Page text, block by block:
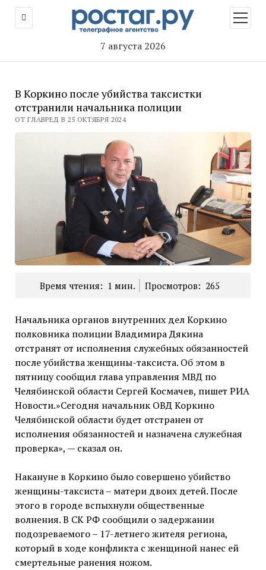
7 августа 2026
меню
В Коркино после убийства таксистки
отстранили начальника полиции
ОТ ГЛАВРЕД В 25 ОКТЯБРЯ 2024
Время чтения: 1 мин. Просмотров: 265
Начальника органов внутренних дел Коркино
полковника полиции Владимира Дякина
отстранят от исполнения служебных обязанностей
после убийства женщины-таксиста. Об этом в
пятницу сообщил глава управления МВД по
Челябинской области Сергей Космачев, пишет РИА
Новости.»Сегодня начальник ОВД Коркино
Челябинской области будет отстранен от
исполнения обязанностей и назначена служебная
проверка», — сказал он.
Накануне в Коркино было совершено убийство
женщины-таксиста – матери двоих детей. После
этого в городе вспыхнули общественные
волнения. В СК РФ сообщили о задержании
подозреваемого – 17-летнего жителя региона,
который в ходе конфликта с женщиной нанес ей
смертельные ранения ножом.